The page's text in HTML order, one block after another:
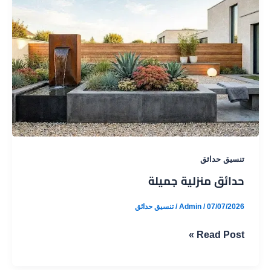
أفضل
تصميم
وتنسيق
حدائق
منزلية
وفلل
تنسيق حدائق
حدائق منزلية جميلة
Admin /07/07/2026
/تنسيق حدائق
حدائق
Read Post »